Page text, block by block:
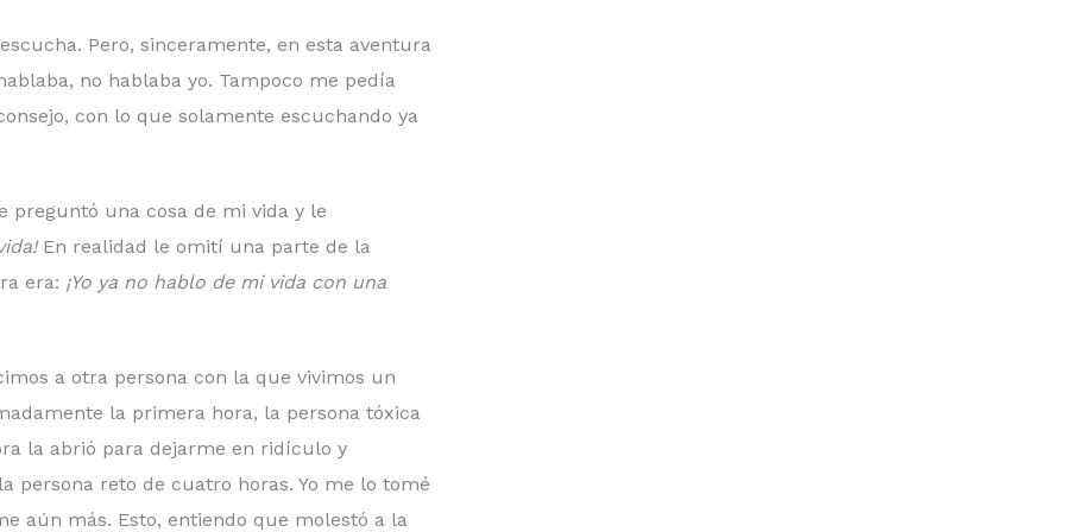
Pero, sinceramente, en esta aventura
no hablaba yo. Tampoco me pedía
con lo que solamente escuchando ya
preguntó una cosa de mi vida y le
En realidad le omití una parte de la
era: ¡Yo ya no hablo de mi vida con una
a otra persona con la que vivimos un
la primera hora, la persona tóxica
la abrió para dejarme en ridículo y
persona reto de cuatro horas. Yo me lo tomé
aún más. Esto, entiendo que molestó a la